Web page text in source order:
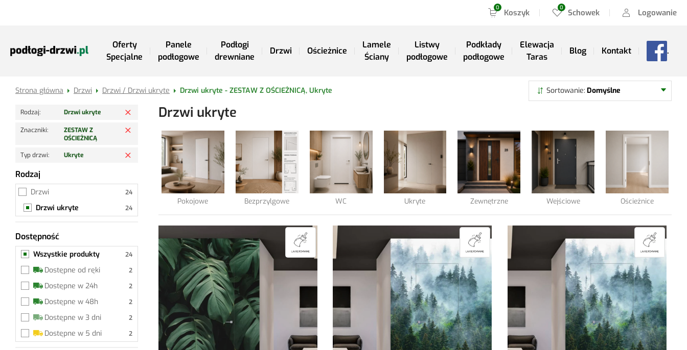
Koszyk Schowek Logowanie
Oferty
Specjalne
Panele
podłogowe
Podłogi
drewniane
Drzwi Ościeżnice
Lamele
Ściany
Listwy
podłogowe
Podkłady
podłogowe
Elewacja
Taras
Blog Kontakt .
Strona główna Drzwi Drzwi / Drzwi ukryte Drzwi ukryte - ZESTAW Z OŚCIEŻNICĄ, Ukryte
Rodzaj Drzwi ukryte Usuń filtr
Znaczniki
ZESTAW Z
OŚCIEŻNICĄ
Usuń filtr
Typ drzwi Ukryte Usuń filtr
Sortowanie Domyślne
Rodzaj
Drzwi
Drzwi ukryte
Dostępność
Wszystkie produkty
Dostępne od ręki
Dostępne w 24h
Dostępne w 48h
Dostępne w 3 dni
Dostępne w 5 dni
Drzwi ukryte
Pokojowe Bezprzylgowe WC Ukryte Zewnętrzne Wejściowe Ościeżnice